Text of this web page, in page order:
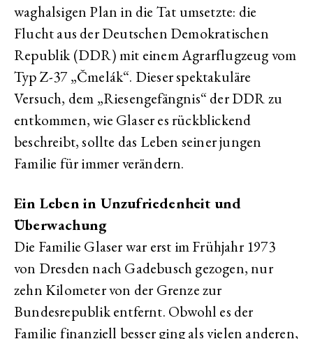
waghalsigen Plan in die Tat umsetzte: die
Flucht aus der Deutschen Demokratischen
Republik (DDR) mit einem Agrarflugzeug vom
Typ Z-37 „Čmelák“. Dieser spektakuläre
Versuch, dem „Riesengefängnis“ der DDR zu
entkommen, wie Glaser es rückblickend
beschreibt, sollte das Leben seiner jungen
Familie für immer verändern.
Ein Leben in Unzufriedenheit und
Überwachung
Die Familie Glaser war erst im Frühjahr 1973
von Dresden nach Gadebusch gezogen, nur
zehn Kilometer von der Grenze zur
Bundesrepublik entfernt. Obwohl es der
Familie finanziell besser ging als vielen anderen,